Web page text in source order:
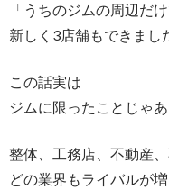
「うちのジムの周辺だ
新しく3店舗もできまし
この話実は
ジムに限ったことじゃあ
整体、工務店、不動産
どの業界もライバルが